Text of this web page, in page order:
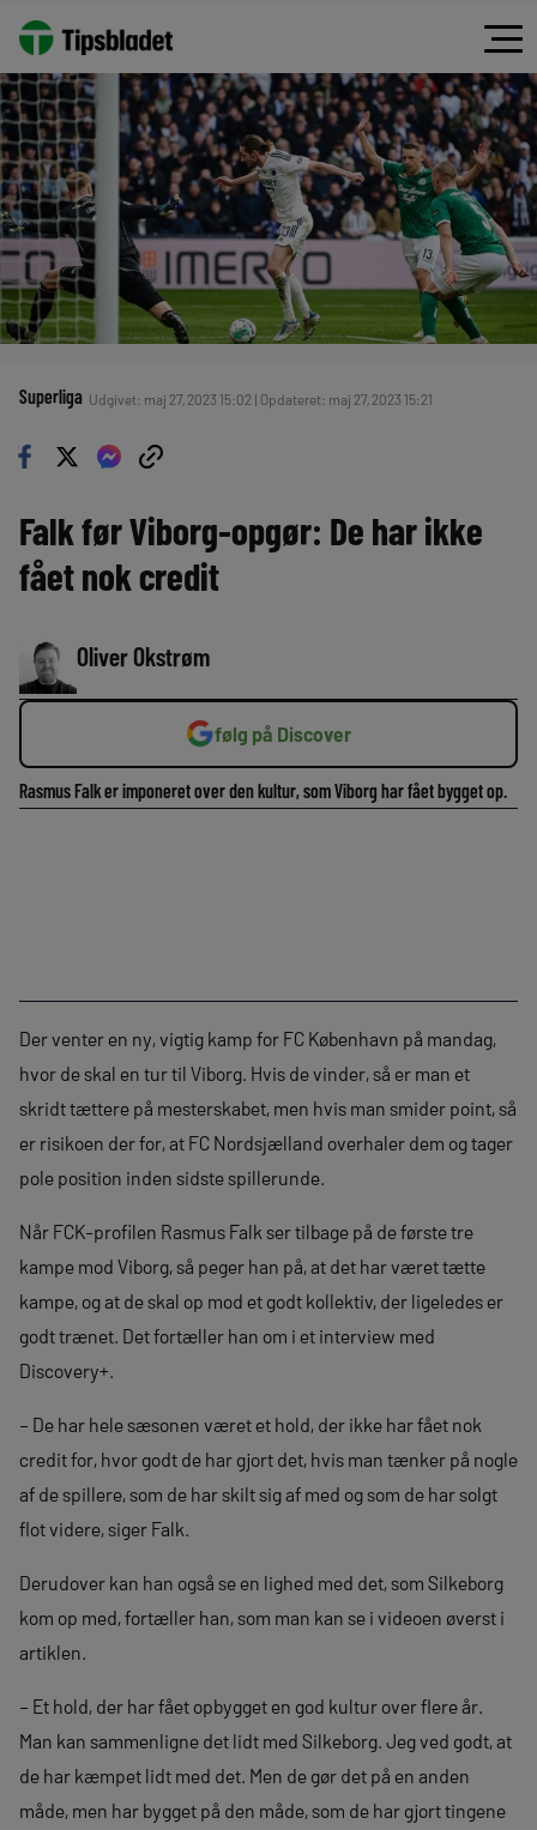
Superliga Udgivet: maj 27, 2023 15:02 | Opdateret: maj 27, 2023 15:21
Falk før Viborg-opgør: De har ikke
fået nok credit
Oliver Okstrøm
følg på Discover
Rasmus Falk er imponeret over den kultur, som Viborg har fået bygget op.
Der venter en ny, vigtig kamp for FC København på mandag,
hvor de skal en tur til Viborg. Hvis de vinder, så er man et
skridt tættere på mesterskabet, men hvis man smider point, så
er risikoen der for, at FC Nordsjælland overhaler dem og tager
pole position inden sidste spillerunde.
Når FCK-profilen Rasmus Falk ser tilbage på de første tre
kampe mod Viborg, så peger han på, at det har været tætte
kampe, og at de skal op mod et godt kollektiv, der ligeledes er
godt trænet. Det fortæller han om i et interview med
Discovery+.
– De har hele sæsonen været et hold, der ikke har fået nok
credit for, hvor godt de har gjort det, hvis man tænker på nogle
af de spillere, som de har skilt sig af med og som de har solgt
flot videre, siger Falk.
Derudover kan han også se en lighed med det, som Silkeborg
kom op med, fortæller han, som man kan se i videoen øverst i
artiklen.
– Et hold, der har fået opbygget en god kultur over flere år.
Man kan sammenligne det lidt med Silkeborg. Jeg ved godt, at
de har kæmpet lidt med det. Men de gør det på en anden
måde, men har bygget på den måde, som de har gjort tingene